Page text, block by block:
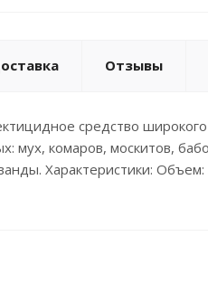
Отзывы
средство
мух, комаров, москитов,
Характеристики: